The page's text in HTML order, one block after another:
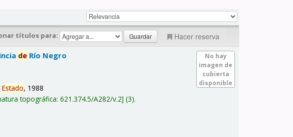
títulos para: Hacer reserva
No hay
imagen de
cubierta
disponible
de Río Negro
Estado, 1988
topográfica:621.374.5/A282/v.2 (3).